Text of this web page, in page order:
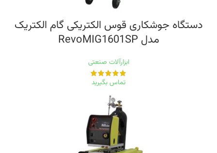
دستگاه جوشکاری قوس الکتریکی گام الکتریک
مدل RevoMIG1601SP
ابزارآلات صنعتی
تماس بگیرید